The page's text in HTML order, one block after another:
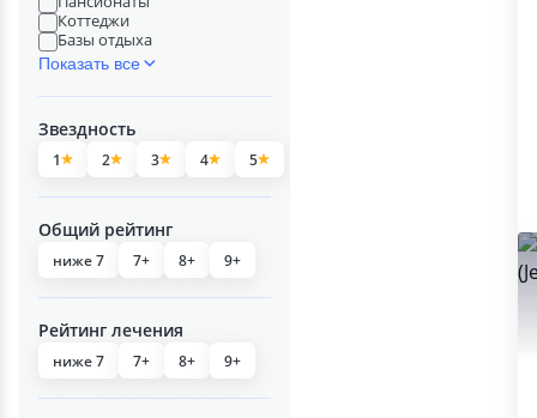
Коттеджи
Базы отдыха
Показать все
Звездность
1 2 3 4 5
Общий рейтинг
ниже 7 7+ 8+ 9+
Рейтинг лечения
ниже 7 7+ 8+ 9+